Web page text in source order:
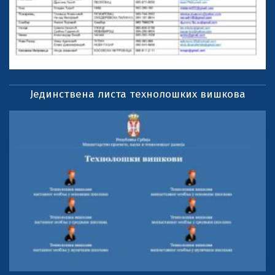
Јединствена листа технолошких вишкова